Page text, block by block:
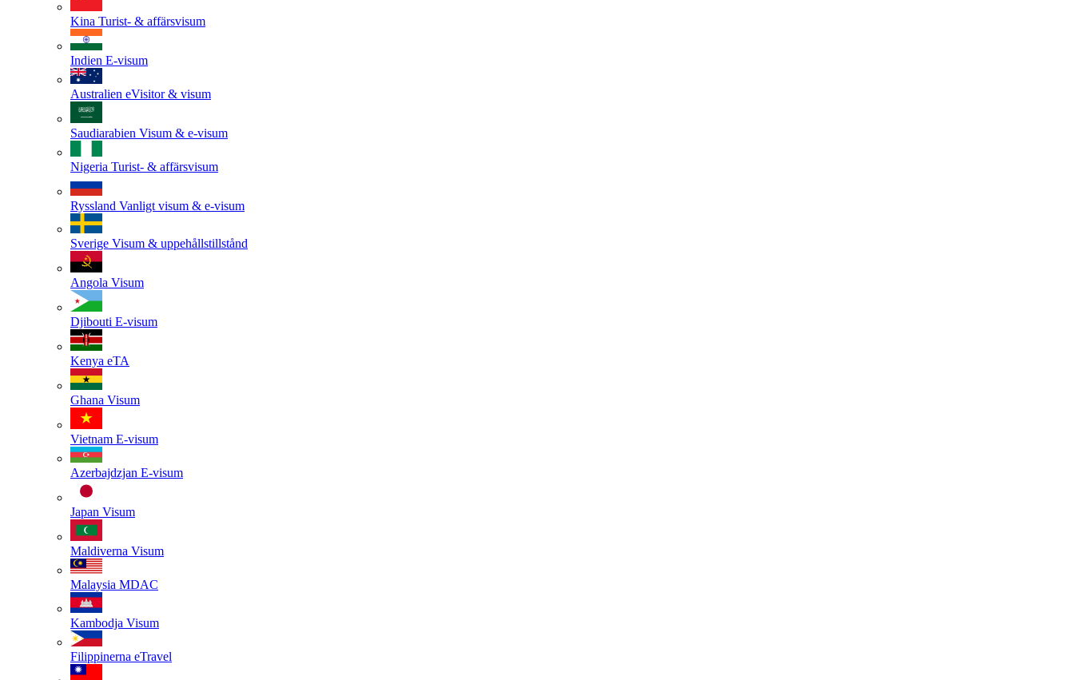
Kina Turist- & affärsvisum
Indien E-visum
Australien eVisitor & visum
Saudiarabien Visum & e-visum
Nigeria Turist- & affärsvisum
Ryssland Vanligt visum & e-visum
Sverige Visum & uppehållstillstånd
Angola Visum
Djibouti E-visum
Kenya eTA
Ghana Visum
Vietnam E-visum
Azerbajdzjan E-visum
Japan Visum
Maldiverna Visum
Malaysia MDAC
Kambodja Visum
Filippinerna eTravel